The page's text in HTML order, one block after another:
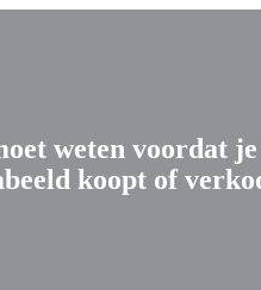
weten voordat je
koopt of